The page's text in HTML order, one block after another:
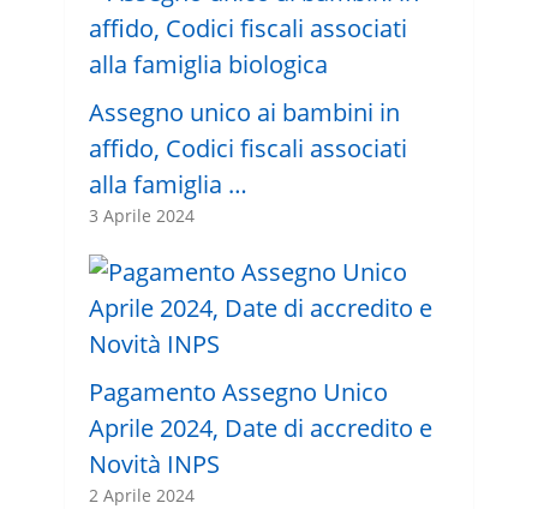
Assegno unico ai bambini in
affido, Codici fiscali associati
alla famiglia …
3 Aprile 2024
Pagamento Assegno Unico
Aprile 2024, Date di accredito e
Novità INPS
2 Aprile 2024